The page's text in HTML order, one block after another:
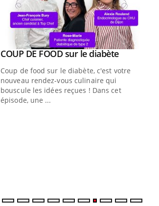
Youtube
COUP DE FOOD sur le diabèteYoutube
Coup de food sur le diabète, c'est votre
nouveau rendez-vous culinaire qui
bouscule les idées reçues ! Dans cet
épisode, une ...